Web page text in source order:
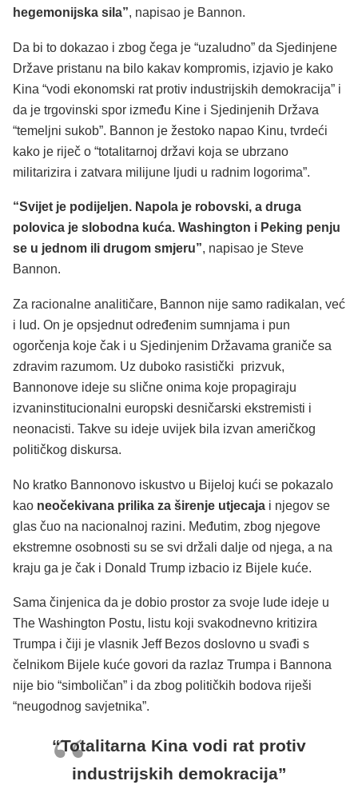
hegemonijska sila”, napisao je Bannon.
Da bi to dokazao i zbog čega je “uzaludno” da Sjedinjene
Države pristanu na bilo kakav kompromis, izjavio je kako
Kina “vodi ekonomski rat protiv industrijskih demokracija” i
da je trgovinski spor između Kine i Sjedinjenih Država
“temeljni sukob”. Bannon je žestoko napao Kinu, tvrdeći
kako je riječ o “totalitarnoj državi koja se ubrzano
militarizira i zatvara milijune ljudi u radnim logorima”.
“Svijet je podijeljen. Napola je robovski, a druga
polovica je slobodna kuća. Washington i Peking penju
se u jednom ili drugom smjeru”, napisao je Steve
Bannon.
Za racionalne analitičare, Bannon nije samo radikalan, već
i lud. On je opsjednut određenim sumnjama i pun
ogorčenja koje čak i u Sjedinjenim Državama graniče sa
zdravim razumom. Uz duboko rasistički prizvuk,
Bannonove ideje su slične onima koje propagiraju
izvaninstitucionalni europski desničarski ekstremisti i
neonacisti. Takve su ideje uvijek bila izvan američkog
političkog diskursa.
No kratko Bannonovo iskustvo u Bijeloj kući se pokazalo
kao neočekivana prilika za širenje utjecaja i njegov se
glas čuo na nacionalnoj razini. Međutim, zbog njegove
ekstremne osobnosti su se svi držali dalje od njega, a na
kraju ga je čak i Donald Trump izbacio iz Bijele kuće.
Sama činjenica da je dobio prostor za svoje lude ideje u
The Washington Postu, listu koji svakodnevno kritizira
Trumpa i čiji je vlasnik Jeff Bezos doslovno u svađi s
čelnikom Bijele kuće govori da razlaz Trumpa i Bannona
nije bio “simboličan” i da zbog političkih bodova riješi
“neugodnog savjetnika”.
“Totalitarna Kina vodi rat protiv
industrijskih demokracija”